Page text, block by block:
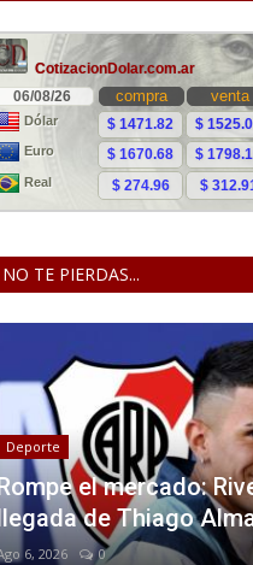
NO TE PIERDAS...
Deporte
el mercado:
de Thiago
6, 2026 0